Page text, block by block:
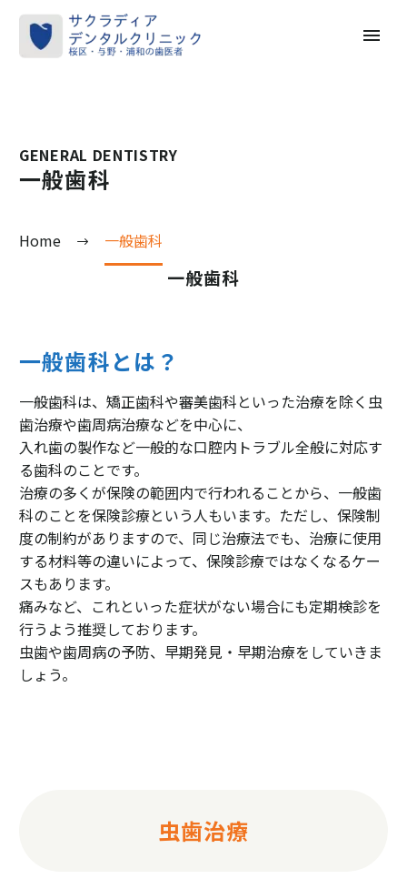
GENERAL DENTISTRY
一般歯科
Home 一般歯科
一般歯科
一般歯科とは？
一般歯科は、矯正歯科や審美歯科といった治療を除く虫
歯治療や歯周病治療などを中心に、
入れ歯の製作など一般的な口腔内トラブル全般に対応す
る歯科のことです。
治療の多くが保険の範囲内で行われることから、一般歯
科のことを保険診療という人もいます。ただし、保険制
度の制約がありますので、同じ治療法でも、治療に使用
する材料等の違いによって、保険診療ではなくなるケー
スもあります。
痛みなど、これといった症状がない場合にも定期検診を
行うよう推奨しております。
虫歯や歯周病の予防、早期発見・早期治療をしていきま
しょう。
虫歯治療